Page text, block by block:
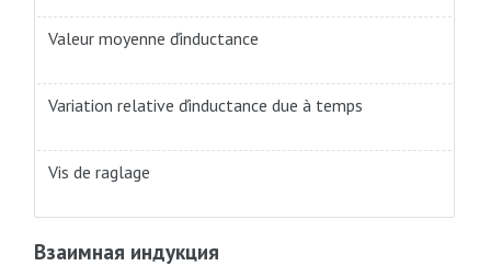
Valeur moyenne ďinductance
Variation relative ďinductance due à temps
Vis de raglage
Взаимная индукция